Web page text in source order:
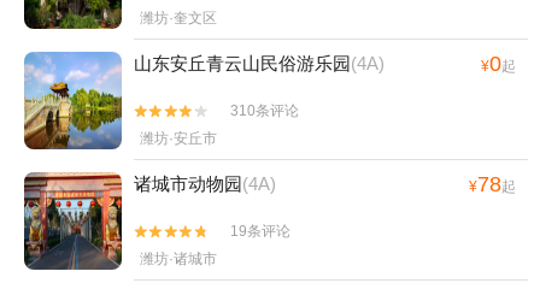
潍坊·奎文区
山东安丘青云山民俗游乐园(4A) ¥0起


310条评论
潍坊·安丘市
诸城市动物园(4A) ¥78起


19条评论
潍坊·诸城市